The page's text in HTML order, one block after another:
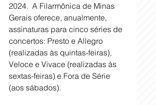
2024.  A Filarmônica de Minas
Gerais oferece, anualmente,
assinaturas para cinco séries de
concertos: Presto e Allegro
(realizadas às quintas-feiras),
Veloce e Vivace (realizadas às
sextas-feiras) e Fora de Série
(aos sábados).